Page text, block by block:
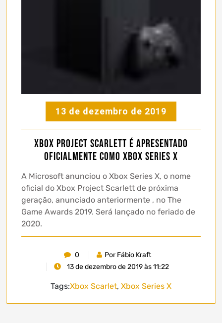
13 de dezembro de 2019
Xbox Project Scarlett é apresentado
oficialmente como Xbox Series X
A Microsoft anunciou o Xbox Series X, o nome
oficial do Xbox Project Scarlett de próxima
geração, anunciado anteriormente , no The
Game Awards 2019. Será lançado no feriado de
2020.
0
Por Fábio Kraft
13 de dezembro de 2019 às 11:22
Tags:Xbox Scarlet, Xbox Series X